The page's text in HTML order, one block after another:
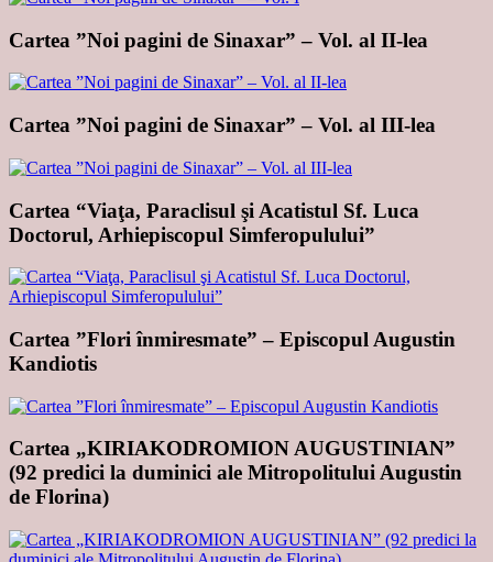
Cartea ”Noi pagini de Sinaxar” – Vol. al II-lea
Cartea ”Noi pagini de Sinaxar” – Vol. al III-lea
Cartea “Viaţa, Paraclisul şi Acatistul Sf. Luca
Doctorul, Arhiepiscopul Simferopulului”
Cartea ”Flori înmiresmate” – Episcopul Augustin
Kandiotis
Cartea „KIRIAKODROMION AUGUSTINIAN”
(92 predici la duminici ale Mitropolitului Augustin
de Florina)